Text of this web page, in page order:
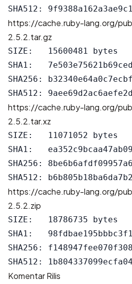
https://cache.ruby-lang.org/
2.5.2.tar.gz
SIZE:   15600481 bytes
SHA1:
SHA256:
https://cache.ruby-lang.org/
2.5.2.tar.xz
SIZE:   11071052 bytes
SHA1:
SHA256:
https://cache.ruby-lang.org/
2.5.2.zip
SIZE:   18786735 bytes
SHA1:
SHA256:
Komentar Rilis